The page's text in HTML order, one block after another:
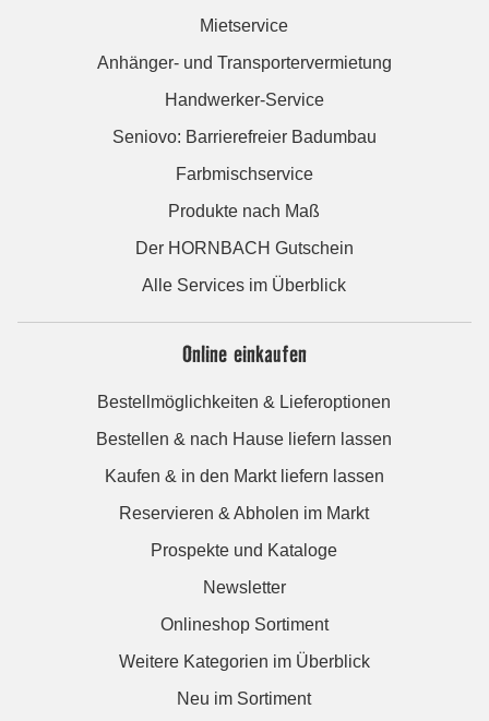
Mietservice
Anhänger- und Transportervermietung
Handwerker-Service
Seniovo: Barrierefreier Badumbau
Farbmischservice
Produkte nach Maß
Der HORNBACH Gutschein
Alle Services im Überblick
Online einkaufen
Bestellmöglichkeiten & Lieferoptionen
Bestellen & nach Hause liefern lassen
Kaufen & in den Markt liefern lassen
Reservieren & Abholen im Markt
Prospekte und Kataloge
Newsletter
Onlineshop Sortiment
Weitere Kategorien im Überblick
Neu im Sortiment